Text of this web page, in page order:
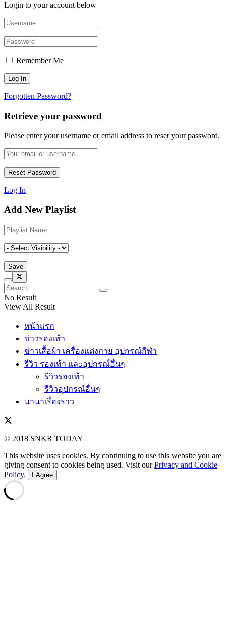
Login to your account below
Remember Me
Forgotten Password?
Retrieve your password
Please enter your username or email address to reset your password.
Log In
Add New Playlist
No Result
View All Result
หน้าแรก
ข่าวรองเท้า
ข่าวเสื้อผ้า เครื่องแต่งกาย อุปกรณ์กีฬา
รีวิว รองเท้า และอุปกรณ์อื่นๆ
รีวิวรองเท้า
รีวิวอุปกรณ์อื่นๆ
นานาเรื่องราว
© 2018 SNKR TODAY
This website uses cookies. By continuing to use this website you are
giving consent to cookies being used. Visit ourPrivacy and Cookie
Policy. I Agree